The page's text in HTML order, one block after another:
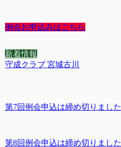
例会お申込みはこちら
新着情報
守成クラブ 宮城古川
第7回例会申込は締め切りました
第8回例会申込は締め切りました